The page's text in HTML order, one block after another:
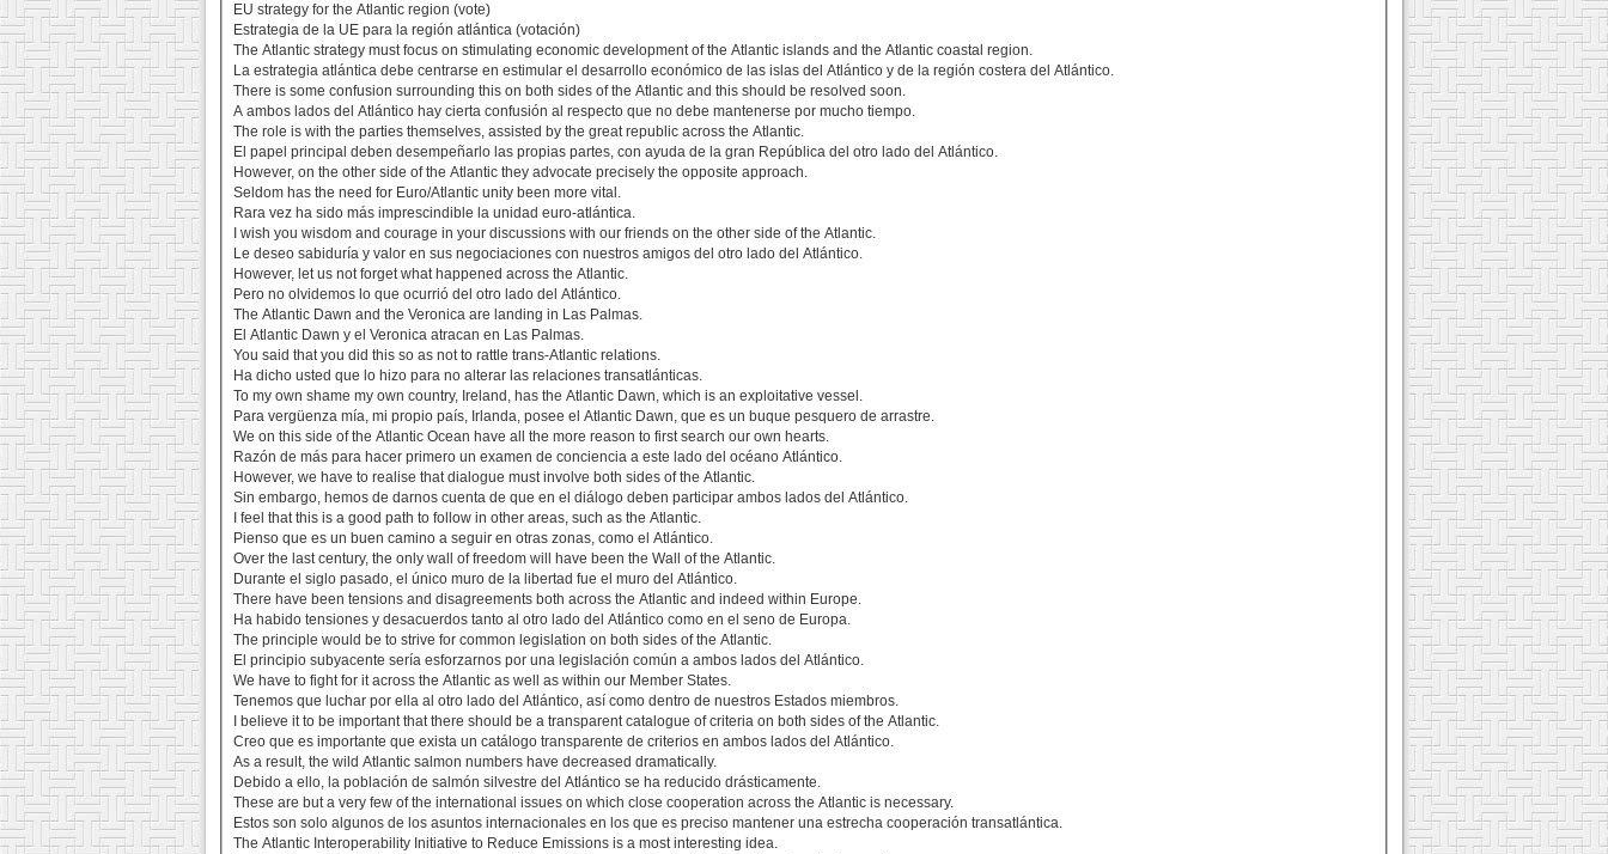
EU strategy for the Atlantic region (vote)
Estrategia de la UE para la región atlántica (votación)
The Atlantic strategy must focus on stimulating economic development of the Atlantic islands and the Atlantic coastal region.
La estrategia atlántica debe centrarse en estimular el desarrollo económico de las islas del Atlántico y de la región costera del Atlántico.
There is some confusion surrounding this on both sides of the Atlantic and this should be resolved soon.
A ambos lados del Atlántico hay cierta confusión al respecto que no debe mantenerse por mucho tiempo.
The role is with the parties themselves, assisted by the great republic across the Atlantic.
El papel principal deben desempeñarlo las propias partes, con ayuda de la gran República del otro lado del Atlántico.
However, on the other side of the Atlantic they advocate precisely the opposite approach.
Seldom has the need for Euro/Atlantic unity been more vital.
Rara vez ha sido más imprescindible la unidad euro-atlántica.
I wish you wisdom and courage in your discussions with our friends on the other side of the Atlantic.
Le deseo sabiduría y valor en sus negociaciones con nuestros amigos del otro lado del Atlántico.
However, let us not forget what happened across the Atlantic.
Pero no olvidemos lo que ocurrió del otro lado del Atlántico.
The Atlantic Dawn and the Veronica are landing in Las Palmas.
El Atlantic Dawn y el Veronica atracan en Las Palmas.
You said that you did this so as not to rattle trans-Atlantic relations.
Ha dicho usted que lo hizo para no alterar las relaciones transatlánticas.
To my own shame my own country, Ireland, has the Atlantic Dawn, which is an exploitative vessel.
Para vergüenza mía, mi propio país, Irlanda, posee el Atlantic Dawn, que es un buque pesquero de arrastre.
We on this side of the Atlantic Ocean have all the more reason to first search our own hearts.
Razón de más para hacer primero un examen de conciencia a este lado del océano Atlántico.
However, we have to realise that dialogue must involve both sides of the Atlantic.
Sin embargo, hemos de darnos cuenta de que en el diálogo deben participar ambos lados del Atlántico.
I feel that this is a good path to follow in other areas, such as the Atlantic.
Pienso que es un buen camino a seguir en otras zonas, como el Atlántico.
Over the last century, the only wall of freedom will have been the Wall of the Atlantic.
Durante el siglo pasado, el único muro de la libertad fue el muro del Atlántico.
There have been tensions and disagreements both across the Atlantic and indeed within Europe.
Ha habido tensiones y desacuerdos tanto al otro lado del Atlántico como en el seno de Europa.
The principle would be to strive for common legislation on both sides of the Atlantic.
El principio subyacente sería esforzarnos por una legislación común a ambos lados del Atlántico.
We have to fight for it across the Atlantic as well as within our Member States.
Tenemos que luchar por ella al otro lado del Atlántico, así como dentro de nuestros Estados miembros.
I believe it to be important that there should be a transparent catalogue of criteria on both sides of the Atlantic.
Creo que es importante que exista un catálogo transparente de criterios en ambos lados del Atlántico.
As a result, the wild Atlantic salmon numbers have decreased dramatically.
Debido a ello, la población de salmón silvestre del Atlántico se ha reducido drásticamente.
These are but a very few of the international issues on which close cooperation across the Atlantic is necessary.
Estos son solo algunos de los asuntos internacionales en los que es preciso mantener una estrecha cooperación transatlántica.
The Atlantic Interoperability Initiative to Reduce Emissions is a most interesting idea.